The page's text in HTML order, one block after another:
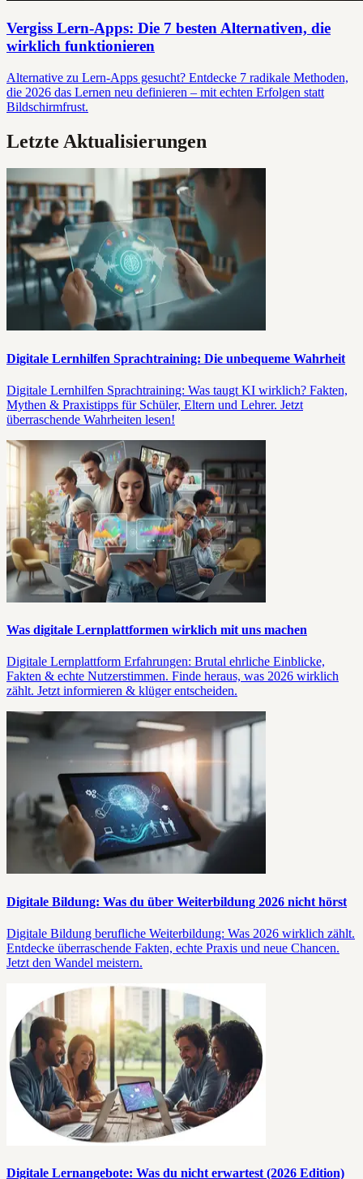
Vergiss Lern-Apps: Die 7 besten Alternativen, die
wirklich funktionieren
Alternative zu Lern-Apps gesucht? Entdecke 7 radikale Methoden,
die 2026 das Lernen neu definieren – mit echten Erfolgen statt
Bildschirmfrust.
Letzte Aktualisierungen
Digitale Lernhilfen Sprachtraining: Die unbequeme Wahrheit
Digitale Lernhilfen Sprachtraining: Was taugt KI wirklich? Fakten,
Mythen & Praxistipps für Schüler, Eltern und Lehrer. Jetzt
überraschende Wahrheiten lesen!
Was digitale Lernplattformen wirklich mit uns machen
Digitale Lernplattform Erfahrungen: Brutal ehrliche Einblicke,
Fakten & echte Nutzerstimmen. Finde heraus, was 2026 wirklich
zählt. Jetzt informieren & klüger entscheiden.
Digitale Bildung: Was du über Weiterbildung 2026 nicht hörst
Digitale Bildung berufliche Weiterbildung: Was 2026 wirklich zählt.
Entdecke überraschende Fakten, echte Praxis und neue Chancen.
Jetzt den Wandel meistern.
Digitale Lernangebote: Was du nicht erwartest (2026 Edition)